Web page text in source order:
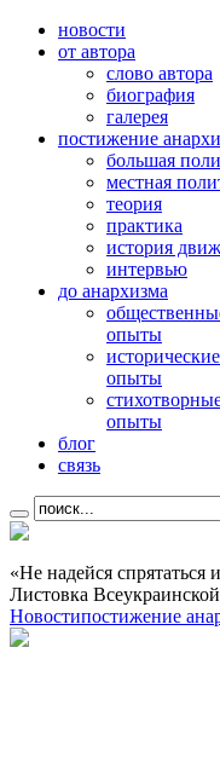
новости
от автора
слово автора
биография
галерея
постижение
большая
местная
теория
практика
история
интервью
до анархизма
опыты
исторические
опыты
опыты
блог
связь
«Не надейся спрятаться
Листовка
Новостипостижение